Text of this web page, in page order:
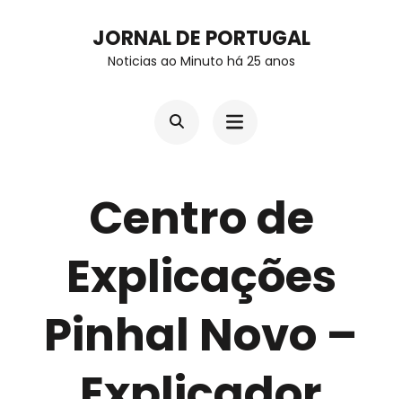
JORNAL DE PORTUGAL
Noticias ao Minuto há 25 anos
Centro de
Explicações
Pinhal Novo –